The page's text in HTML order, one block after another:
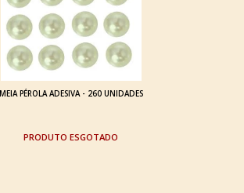
MEIA PÉROLA ADESIVA - 260 UNIDADES
ESGOTADO